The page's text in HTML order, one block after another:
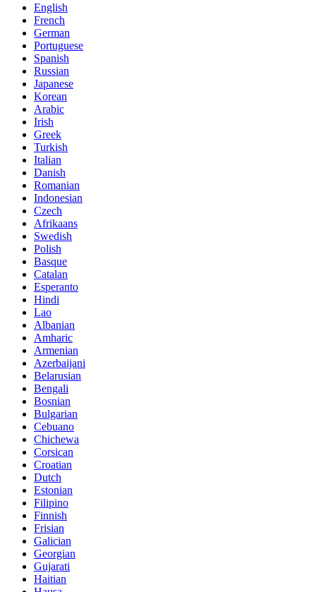
English
French
German
Portuguese
Spanish
Russian
Japanese
Korean
Arabic
Irish
Greek
Turkish
Italian
Danish
Romanian
Indonesian
Czech
Afrikaans
Swedish
Polish
Basque
Catalan
Esperanto
Hindi
Lao
Albanian
Amharic
Armenian
Azerbaijani
Belarusian
Bengali
Bosnian
Bulgarian
Cebuano
Chichewa
Corsican
Croatian
Dutch
Estonian
Filipino
Finnish
Frisian
Galician
Georgian
Gujarati
Haitian